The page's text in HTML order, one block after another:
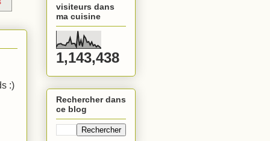
:)
visiteurs dans
ma cuisine
1,143,438
Rechercher dans
ce blog